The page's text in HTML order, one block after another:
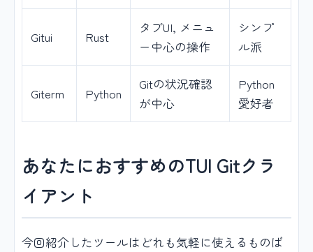
Gitui Rust
タブUI, メニュ
ー中心の操作
シンプ
ル派
Giterm Python
Gitの状況確認
が中心
Python
愛好者
あなたにおすすめのTUI Gitクラ
イアント
今回紹介したツールはどれも気軽に使えるものば